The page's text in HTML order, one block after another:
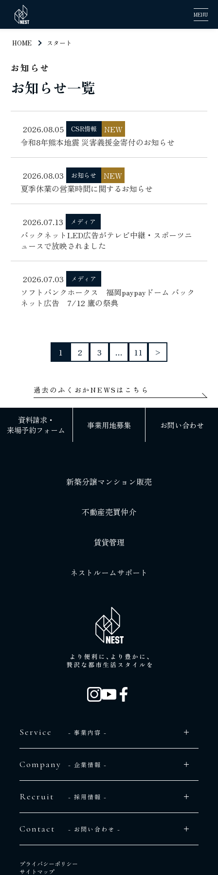
MENU
HOME スタート
お知らせ
お知らせ一覧
2026.08.05 CSR情報
NEW
令和8年熊本地震 災害義援金寄付のお知らせ
2026.08.03 お知らせ
NEW
夏季休業の営業時間に関するお知らせ
2026.07.13 メディア
バックネットLED広告がテレビ中継・スポーツニ
ュースで放映されました
2026.07.03 メディア
ソフトバンクホークス 福岡paypayドーム バック
ネット広告 7/12 鷹の祭典
1 2 3 … 11 >
過去のふくおかNEWSはこちら
資料請求・
来場予約フォーム
事業用地募集 お問い合わせ
新築分譲マンション販売
不動産売買仲介
賃貸管理
ネストルームサポート
Service - 事業内容 -
Company - 企業情報 -
Recruit - 採用情報 -
Contact - お問い合わせ -
プライバシーポリシー
サイトマップ